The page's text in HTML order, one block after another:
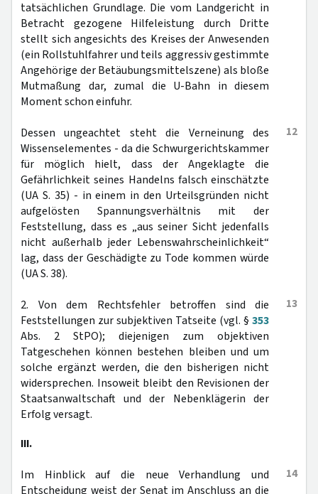
tatsächlichen Grundlage. Die vom Landgericht in
Betracht gezogene Hilfeleistung durch Dritte
stellt sich angesichts des Kreises der Anwesenden
(ein Rollstuhlfahrer und teils aggressiv gestimmte
Angehörige der Betäubungsmittelszene) als bloße
Mutmaßung dar, zumal die U-Bahn in diesem
Moment schon einfuhr.
12
Dessen ungeachtet steht die Verneinung des
Wissenselementes - da die Schwurgerichtskammer
für möglich hielt, dass der Angeklagte die
Gefährlichkeit seines Handelns falsch einschätzte
(UA S. 35) - in einem in den Urteilsgründen nicht
aufgelösten Spannungsverhältnis mit der
Feststellung, dass es „aus seiner Sicht jedenfalls
nicht außerhalb jeder Lebenswahrscheinlichkeit“
lag, dass der Geschädigte zu Tode kommen würde
(UA S. 38).
13
2. Von dem Rechtsfehler betroffen sind die
Feststellungen zur subjektiven Tatseite (vgl. § 353
Abs. 2 StPO); diejenigen zum objektiven
Tatgeschehen können bestehen bleiben und um
solche ergänzt werden, die den bisherigen nicht
widersprechen. Insoweit bleibt den Revisionen der
Staatsanwaltschaft und der Nebenklägerin der
Erfolg versagt.
III.
14
Im Hinblick auf die neue Verhandlung und
Entscheidung weist der Senat im Anschluss an die